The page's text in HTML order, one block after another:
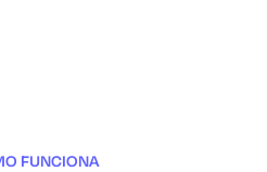
FUNCIONA